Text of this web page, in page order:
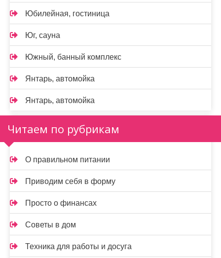
Юбилейная, гостиница
Юг, сауна
Южный, банный комплекс
Янтарь, автомойка
Янтарь, автомойка
Читаем по рубрикам
О правильном питании
Приводим себя в форму
Просто о финансах
Советы в дом
Техника для работы и досуга